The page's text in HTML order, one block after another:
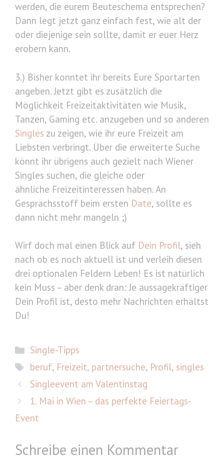
werden, die eurem Beuteschema entsprechen?
Dann legt jetzt ganz einfach fest, wie alt der
oder diejenige sein sollte, damit er euer Herz
erobern kann.
3.) Bisher konntet ihr bereits Eure Sportarten
angeben. Jetzt gibt es zusätzlich die
Möglichkeit Freizeitaktivitäten wie Musik,
Tanzen, Gaming etc. anzugeben und so anderen
Singles zu zeigen, wie ihr eure Freizeit am
Liebsten verbringt. Über die erweiterte Suche
könnt ihr übrigens auch gezielt nach Wiener
Singles suchen, die gleiche oder
ähnliche Freizeitinteressen haben. An
Gesprächsstoff beim ersten Date, sollte es
dann nicht mehr mangeln ;)
Wirf doch mal einen Blick auf Dein Profil, sieh
nach ob es noch aktuell ist und verleih diesen
drei optionalen Feldern Leben! Es ist natürlich
kein Muss – aber denk dran: Je aussagekräftiger
Dein Profil ist, desto mehr Nachrichten erhältst
Du!
Kategorien
Single-Tipps
Schlagwörter
beruf, Freizeit, partnersuche, Profil, singles
Singleevent am Valentinstag
1. Mai in Wien – das perfekte Feiertags-
Event
Schreibe einen Kommentar